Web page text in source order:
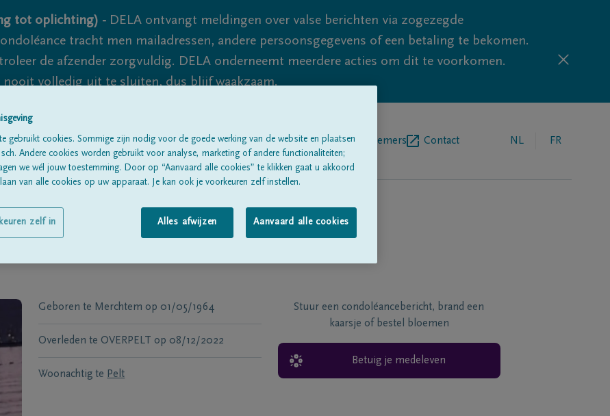
tot oplichting) - DELA ontvangt meldingen over valse berichten via zogezegde
tracht men mailadressen, andere persoonsgegevens of een betaling te bekomen.
de afzender zorgvuldig. DELA onderneemt meerdere acties om dit te voorkomen.
volledig uit te sluiten, dus blijf waakzaam.
Alle rouwberichtenOver onsBegrafenisondernemers Contact NL FR
Geboren te Merchtem op 01/05/1964
Overleden te OVERPELT op 08/12/2022
Woonachtig te Pelt
Stuur een condoléancebericht, brand een
kaarsje of bestel bloemen
Betuig je medeleven
gebruikt cookies. Sommige zijn nodig voor de goede werking van de website en plaatsen
Andere cookies worden gebruikt voor analyse, marketing of andere functionaliteiten;
we wél jouw toestemming. Door op “Aanvaard alle cookies” te klikken gaat u akkoord
van alle cookies op uw apparaat. Je kan ook je voorkeuren zelf instellen.
Alles afwijzen Aanvaard alle cookies
zelf in